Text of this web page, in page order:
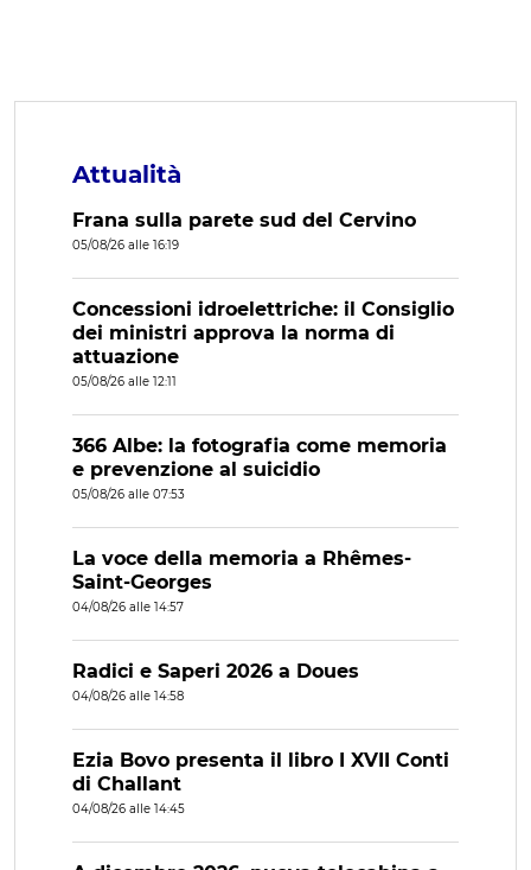
Attualità
Frana sulla parete sud del Cervino
05/08/26 alle 16:19
Concessioni idroelettriche: il Consiglio
dei ministri approva la norma di
attuazione
05/08/26 alle 12:11
366 Albe: la fotografia come memoria
e prevenzione al suicidio
05/08/26 alle 07:53
La voce della memoria a Rhêmes-
Saint-Georges
04/08/26 alle 14:57
Radici e Saperi 2026 a Doues
04/08/26 alle 14:58
Ezia Bovo presenta il libro I XVII Conti
di Challant
04/08/26 alle 14:45